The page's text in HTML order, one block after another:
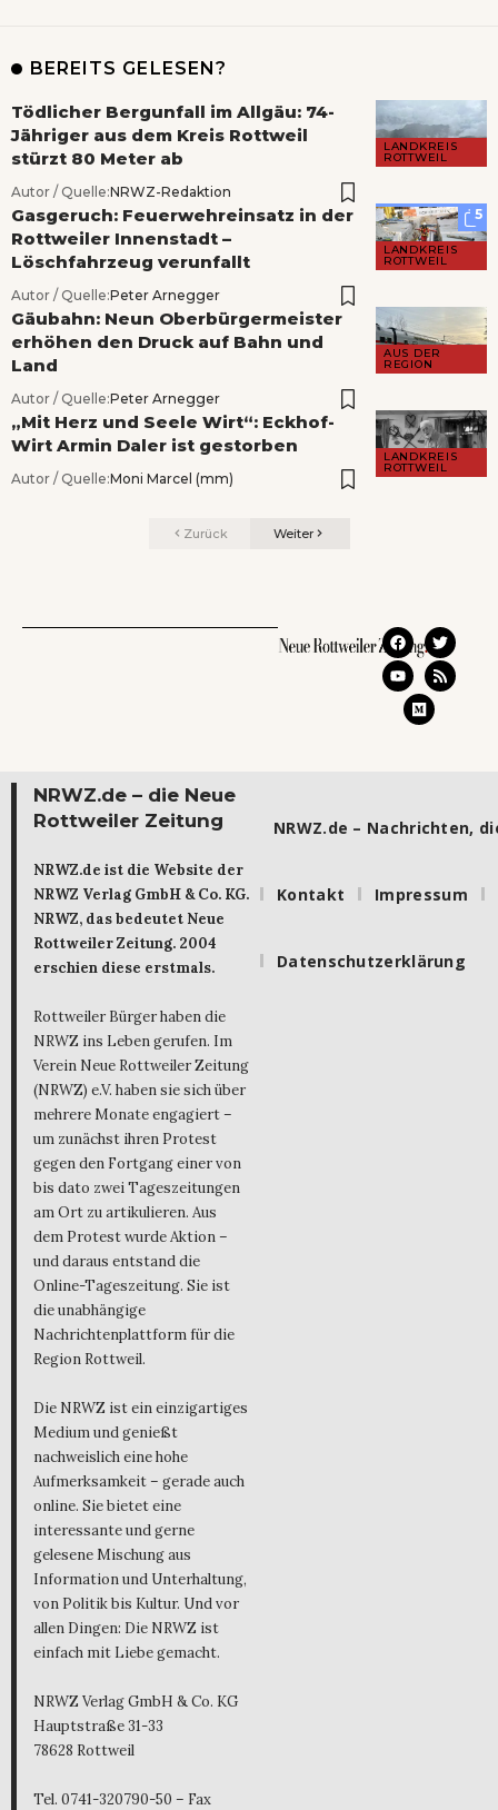
BEREITS GELESEN?
LANDKREIS
ROTTWEIL
Tödlicher Bergunfall im Allgäu: 74-
Jähriger aus dem Kreis Rottweil
stürzt 80 Meter ab
Autor / Quelle:NRWZ-Redaktion
5
LANDKREIS
ROTTWEIL
Gasgeruch: Feuerwehreinsatz in der
Rottweiler Innenstadt –
Löschfahrzeug verunfallt
Autor / Quelle:Peter Arnegger
AUS DER
REGION
Gäubahn: Neun Oberbürgermeister
erhöhen den Druck auf Bahn und
Land
Autor / Quelle:Peter Arnegger
LANDKREIS
ROTTWEIL
„Mit Herz und Seele Wirt“: Eckhof-
Wirt Armin Daler ist gestorben
Autor / Quelle:Moni Marcel (mm)
Zurück Weiter
NRWZ.de – die Neue
Rottweiler Zeitung
NRWZ.de ist die Website der
NRWZ Verlag GmbH & Co. KG.
NRWZ, das bedeutet Neue
Rottweiler Zeitung. 2004
erschien diese erstmals.
Rottweiler Bürger haben die
NRWZ ins Leben gerufen. Im
Verein Neue Rottweiler Zeitung
(NRWZ) e.V. haben sie sich über
mehrere Monate engagiert –
um zunächst ihren Protest
gegen den Fortgang einer von
bis dato zwei Tageszeitungen
am Ort zu artikulieren. Aus
dem Protest wurde Aktion –
und daraus entstand die
Online-Tageszeitung. Sie ist
die unabhängige
Nachrichtenplattform für die
Region Rottweil.
Die NRWZ ist ein einzigartiges
Medium und genießt
nachweislich eine hohe
Aufmerksamkeit – gerade auch
online. Sie bietet eine
interessante und gerne
gelesene Mischung aus
Information und Unterhaltung,
von Politik bis Kultur. Und vor
allen Dingen: Die NRWZ ist
einfach mit Liebe gemacht.
NRWZ Verlag GmbH & Co. KG
Hauptstraße 31-33
78628 Rottweil
Tel. 0741-320790-50 – Fax
NRWZ.de – Nachrichten,
Kontakt Impressum
Datenschutzerklärung